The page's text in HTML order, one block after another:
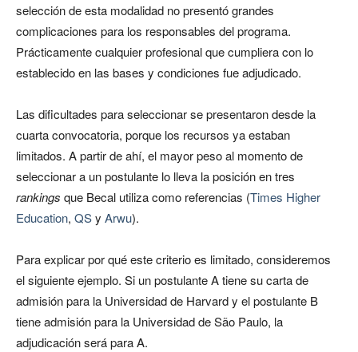
selección de esta modalidad no presentó grandes
complicaciones para los responsables del programa.
Prácticamente cualquier profesional que cumpliera con lo
establecido en las bases y condiciones fue adjudicado.
Las dificultades para seleccionar se presentaron desde la
cuarta convocatoria, porque los recursos ya estaban
limitados. A partir de ahí, el mayor peso al momento de
seleccionar a un postulante lo lleva la posición en tres
rankings que Becal utiliza como referencias (Times Higher
Education, QSy Arwu).
Para explicar por qué este criterio es limitado, consideremos
el siguiente ejemplo. Si un postulante A tiene su carta de
admisión para la Universidad de Harvard y el postulante B
tiene admisión para la Universidad de São Paulo, la
adjudicación será para A.